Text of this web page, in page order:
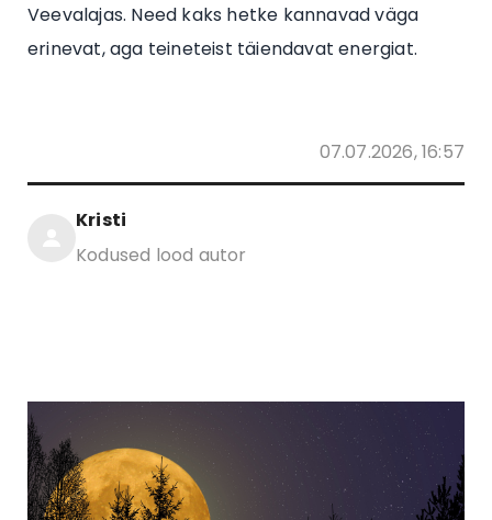
Veevalajas. Need kaks hetke kannavad väga
erinevat, aga teineteist täiendavat energiat.
07.07.2026, 16:57
Kristi
Kodused lood autor